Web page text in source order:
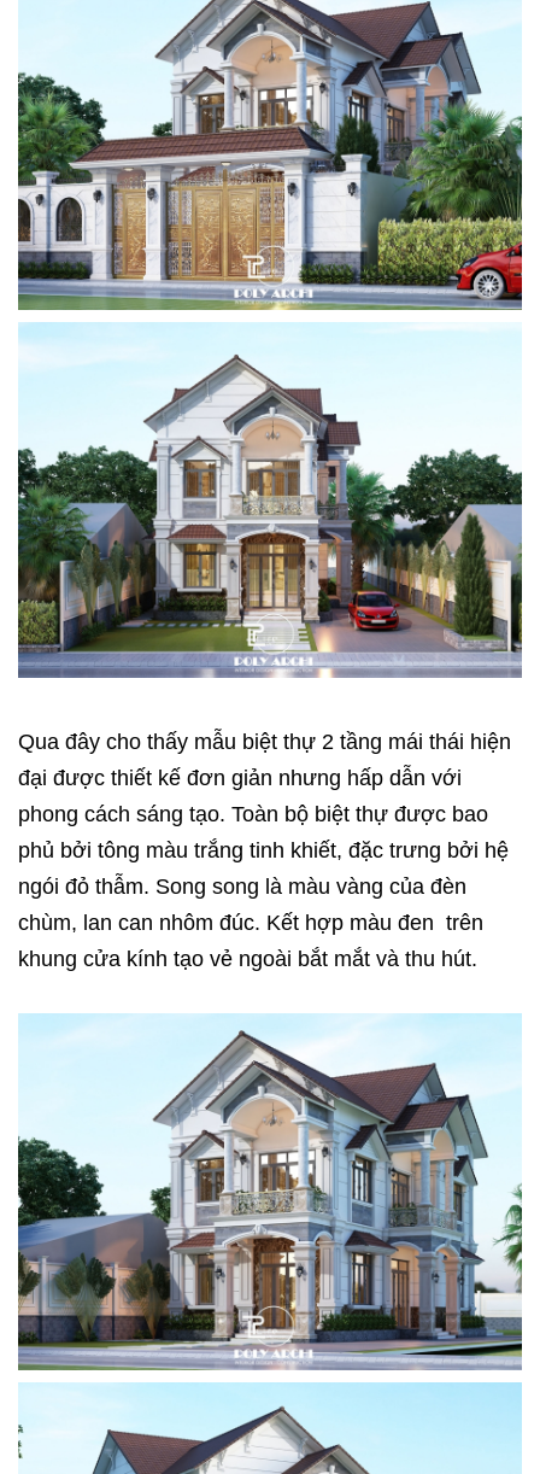
Qua đây cho thấy mẫu biệt thự 2 tầng mái thái hiện
đại được thiết kế đơn giản nhưng hấp dẫn với
phong cách sáng tạo. Toàn bộ biệt thự được bao
phủ bởi tông màu trắng tinh khiết, đặc trưng bởi hệ
ngói đỏ thẫm. Song song là màu vàng của đèn
chùm, lan can nhôm đúc. Kết hợp màu đen trên
khung cửa kính tạo vẻ ngoài bắt mắt và thu hút.